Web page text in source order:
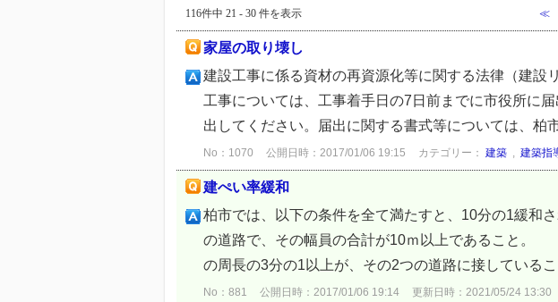
116件中 21 - 30 件を表示 ≪
家屋の取り壊し
建設工事に係る資材の再資源化等に関する法律（建
工事については、工事着手日の7日前までに市役所に
出してください。届出に関する書式等については、柏
No：1070 公開日時：2017/01/06 19:15 カテゴリー： 建築 , 建築指
建ぺい率緩和
柏市では、以下の条件を全て満たすと、10分の1緩
の道路で、その幅員の合計が10ｍ以上であるこ
の周長の3分の1以上が、その2つの道路に接している
No：881 公開日時：2017/01/06 19:14 更新日時：2021/05/24 13:30